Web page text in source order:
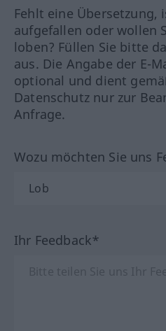
Fehlt eine Übersetzung,
aufgefallen oder wollen
loben? Füllen Sie bitte
aus. Die Angabe der E-
optional und dient
Datenschutz nur zur
Anfrage.
Wozu möchten Sie uns
Ihr Feedback*